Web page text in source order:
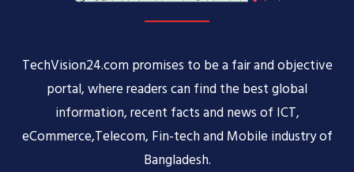
TechVision24.com promises to be a fair and objective
portal, where readers can find the best global
information, recent facts and news of ICT,
eCommerce,Telecom, Fin-tech and Mobile industry of
Bangladesh.